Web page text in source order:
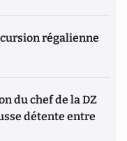
régalienne
du chef de la DZ
détente entre